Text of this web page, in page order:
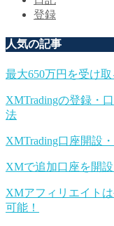
登録
人気の記事
最大650万円を受け
XMTradingの登録・
法
XMTrading口座開設
XMで追加口座を開
XMアフィリエイト
可能！